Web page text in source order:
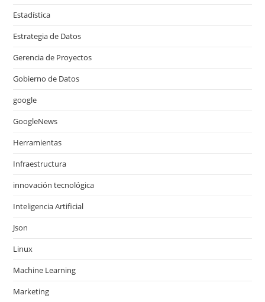
Estadística
Estrategia de Datos
Gerencia de Proyectos
Gobierno de Datos
google
GoogleNews
Herramientas
Infraestructura
innovación tecnológica
Inteligencia Artificial
Json
Linux
Machine Learning
Marketing